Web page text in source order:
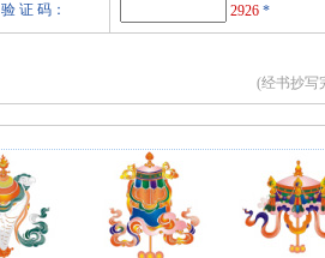
验 证 码： 2926 *
(经书抄写